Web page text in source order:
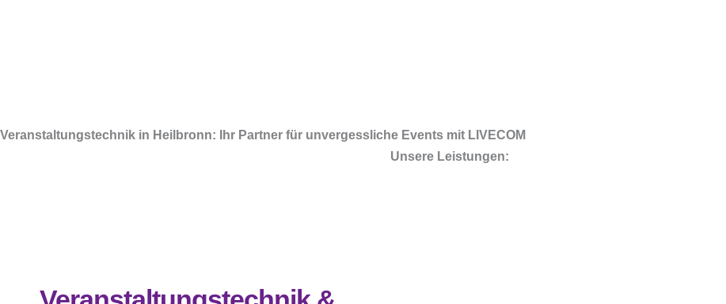
Veranstaltungstechnik in Heilbronn: Ihr Partner für unvergessliche Events mit LIVECOM
Unsere Leistungen: